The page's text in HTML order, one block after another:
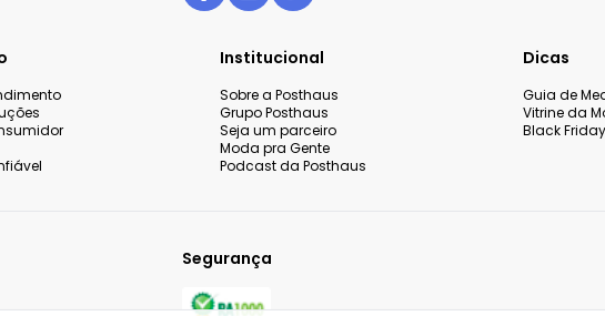
Institucional
Sobre a Posthaus
Grupo Posthaus
Seja um parceiro
Moda pra Gente
Podcast da Posthaus
Dicas
Guia de
Vitrine da
Black Friday
Segurança